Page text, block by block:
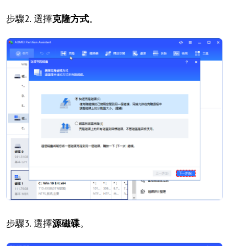
步驟2. 選擇克隆方式。
步驟3. 選擇源磁碟。